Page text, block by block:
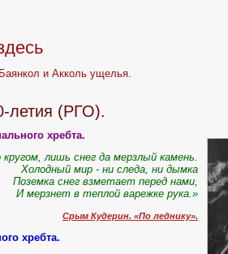
и Акколь ущелья.
летия (РГО).
хребта.
кругом, лишь снег да мерзлый камень.
Холодный мир - ни следа, ни дымка
Поземка снег взметает перед нами,
И мерзнет в теплой варежке рука.»
Срым Кудерин. «По леднику».
хребта.